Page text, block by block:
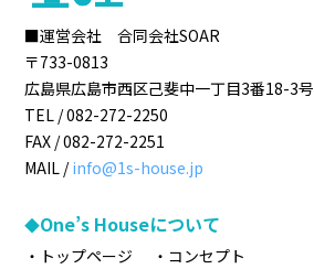
■運営会社 合同会社SOAR
〒733-0813
広島県広島市西区己斐中一丁目3番18-3号
TEL /082-272-2250
FAX /082-272-2251
MAIL /info@1s-house.jp
One’s Houseについて
トップページ
コンセプト